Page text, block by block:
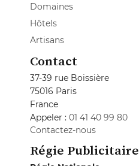
Domaines
Hôtels
Artisans
Contact
37-39 rue Boissière
75016 Paris
France
Appeler : 01 41 40 99 80
Contactez-nous
Régie Publicitaire